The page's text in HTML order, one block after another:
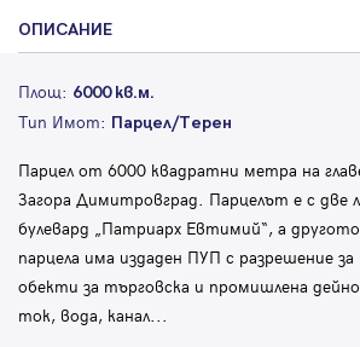
ОПИСАНИЕ
Площ: 6000 кв.м.
Тип Имот: Парцел/Терен
Парцел от 6000 квадратни метра на
Загора Димитровград. Парцелът е с две
булевард „Патриарх Евтимий“, а
парцела има издаден ПУП с разрешение за
обекти за търговска и промишлена
ток, вода, канал...